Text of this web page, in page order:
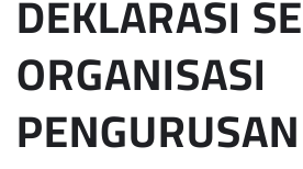
DEKLARASI
ORGANISASI
PENGURUSAN